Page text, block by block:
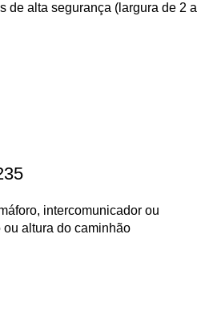
de alta segurança (largura de 2 a
intercomunicador ou
altura do caminhão